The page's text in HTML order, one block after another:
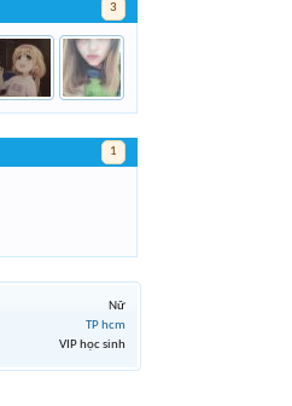
3
1
Nữ
TP hcm
VIP học sinh